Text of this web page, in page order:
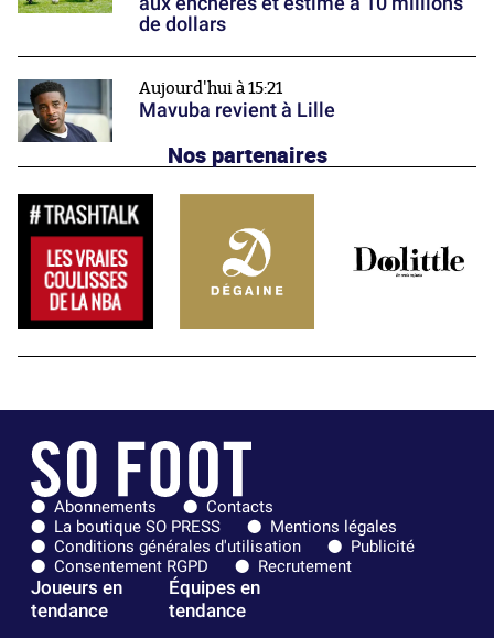
de dollars
Aujourd'hui à 15:21
Mavuba revient à Lille
Nos partenaires
Abonnements
Contacts
La boutique SO PRESS
Mentions légales
Conditions générales d'utilisation
Publicité
Consentement RGPD
Recrutement
Joueurs en
tendance
Équipes en
tendance